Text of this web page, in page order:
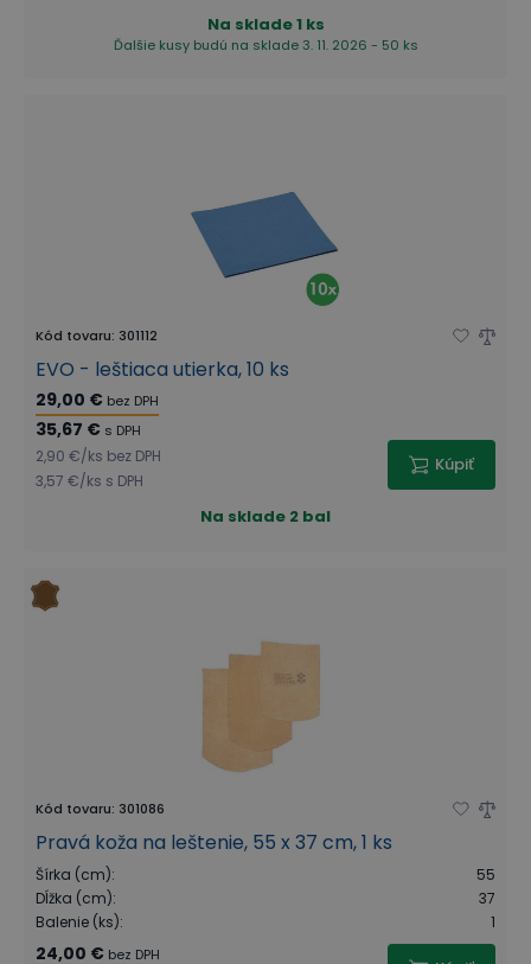
Na sklade1 ks
Ďalšie kusy budú na sklade 3. 11. 2026 - 50 ks
Kód tovaru: 301112
EVO - leštiaca utierka, 10 ks
29,00 € bez DPH
35,67 € s DPH
2,90 €/ks bez DPH
3,57 €/ks s DPH
Kúpiť
Na sklade 2 bal
Kód tovaru: 301086
Pravá koža na leštenie, 55 x 37 cm, 1 ks
Šírka (cm):
55
Dĺžka (cm):
37
Balenie (ks): 1
24,00 € bez DPH